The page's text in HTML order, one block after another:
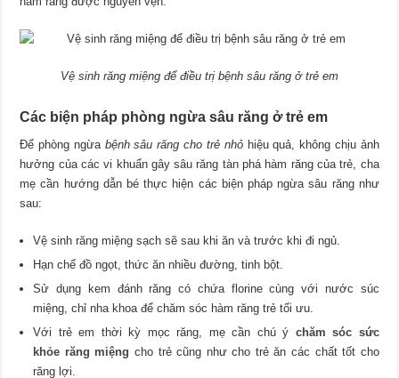
Vệ sinh răng miệng để điều trị bệnh sâu răng ở trẻ em
Các biện pháp phòng ngừa sâu răng ở trẻ em
Để phòng ngừabệnh sâu răng cho trẻ nhỏhiệu quả, không chịu ảnh
hưởng của các vi khuẩn gây sâu răng tàn phá hàm răng của trẻ, cha
mẹ cần hướng dẫn bé thực hiện các biện pháp ngừa sâu răng như
sau:
Vệ sinh răng miệng sạch sẽ sau khi ăn và trước khi đi ngủ.
Hạn chế đồ ngọt, thức ăn nhiều đường, tinh bột.
Sử dụng kem đánh răng có chứa florine cùng với nước súc
miệng, chỉ nha khoa để chăm sóc hàm răng trẻ tối ưu.
Với trẻ em thời kỳ mọc răng, mẹ cần chú ý chăm sóc sức
khỏe răng miệng cho trẻ cũng như cho trẻ ăn các chất tốt cho
răng lợi.